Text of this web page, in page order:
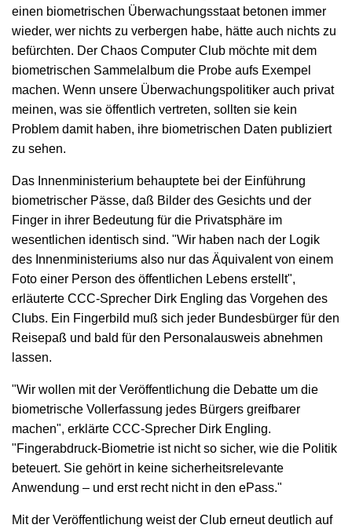
einen biometrischen Überwachungsstaat betonen immer
wieder, wer nichts zu verbergen habe, hätte auch nichts zu
befürchten. Der Chaos Computer Club möchte mit dem
biometrischen Sammelalbum die Probe aufs Exempel
machen. Wenn unsere Überwachungspolitiker auch privat
meinen, was sie öffentlich vertreten, sollten sie kein
Problem damit haben, ihre biometrischen Daten publiziert
zu sehen.
Das Innenministerium behauptete bei der Einführung
biometrischer Pässe, daß Bilder des Gesichts und der
Finger in ihrer Bedeutung für die Privatsphäre im
wesentlichen identisch sind. "Wir haben nach der Logik
des Innenministeriums also nur das Äquivalent von einem
Foto einer Person des öffentlichen Lebens erstellt",
erläuterte CCC-Sprecher Dirk Engling das Vorgehen des
Clubs. Ein Fingerbild muß sich jeder Bundesbürger für den
Reisepaß und bald für den Personalausweis abnehmen
lassen.
"Wir wollen mit der Veröffentlichung die Debatte um die
biometrische Vollerfassung jedes Bürgers greifbarer
machen", erklärte CCC-Sprecher Dirk Engling.
"Fingerabdruck-Biometrie ist nicht so sicher, wie die Politik
beteuert. Sie gehört in keine sicherheitsrelevante
Anwendung – und erst recht nicht in den ePass."
Mit der Veröffentlichung weist der Club erneut deutlich auf